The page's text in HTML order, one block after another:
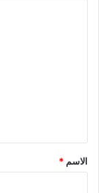
*
الاسم *